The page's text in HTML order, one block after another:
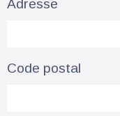
Adresse
Code postal